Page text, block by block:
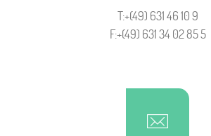
T:+(49) 631 46 10 9
F:+(49) 631 34 02 85 5